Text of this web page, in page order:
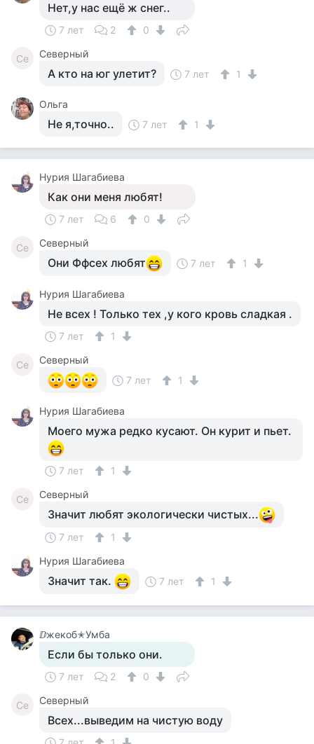
Нет,у нас ещё ж снег..
7 лет 2 0
Се Северный
А кто на юг улетит? 7 лет 1
Ольга
Не я,точно.. 7 лет 1
Нурия Шагабиева
Как они меня любят!
7 лет 6 0
Се Северный
Они Ффсех любят 7 лет 1
Нурия Шагабиева
Не всех ! Только тех ,у кого кровь сладкая .
7 лет 1
Се
Северный
7 лет
1
Нурия Шагабиева
Моего мужа редко кусают. Он курит и пьет.
7 лет 1
Се Северный
Значит любят экологически чистых...
7 лет
1
Нурия Шагабиева
Значит так. 7 лет 1
ⅅжекоб✭Умба
Если бы только они.
7 лет 2 0
Се Северный
Всех...выведим на чистую воду